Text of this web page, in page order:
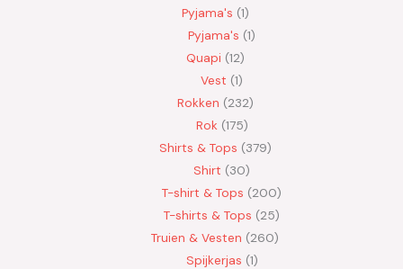
Pyjama's 1
Pyjama's 1
Quapi 12
Vest 1
Rokken 232
Rok 175
Shirts & Tops 379
Shirt
30
T-shirt & Tops
200
T-shirts & Tops
25
Truien & Vesten
260
Spijkerjas 1